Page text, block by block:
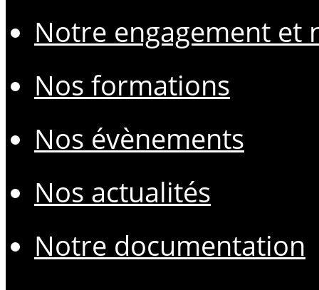
Notre engagement et
Nos formations
Nos évènements
Nos actualités
Notre documentation